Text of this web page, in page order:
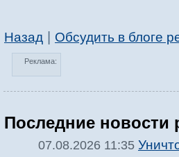
Назад Обсудить в блоге
Реклама:
Последние новости
07.08.2026 11:35